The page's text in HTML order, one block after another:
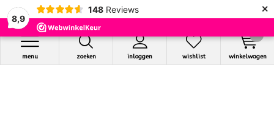
8,9
148 Reviews ×
zoeken inloggen
menu wishlist winkelwagen